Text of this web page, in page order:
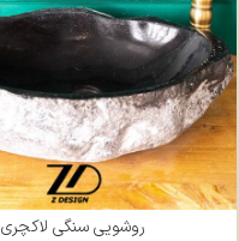
روشویی سنگی لاکچری